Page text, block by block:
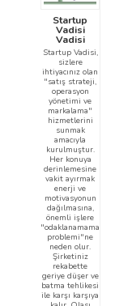
Startup
Vadisi
Vadisi
Startup Vadisi,
sizlere
ihtiyacınız olan
"satış strateji,
operasyon
yönetimi ve
markalama"
hizmetlerini
sunmak
amacıyla
kurulmuştur.
Her konuya
derinlemesine
vakit ayırmak
enerji ve
motivasyonun
dağılmasına,
önemli işlere
"odaklanamama
problemi"ne
neden olur.
Şirketiniz
rekabette
geriye düşer ve
batma tehlikesi
ile karşı karşıya